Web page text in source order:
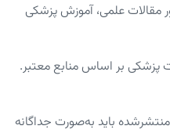
علمی، آموزش پزشکی
پزشکی بر اساس منابع معتبر.
باید به‌صورت جداگانه